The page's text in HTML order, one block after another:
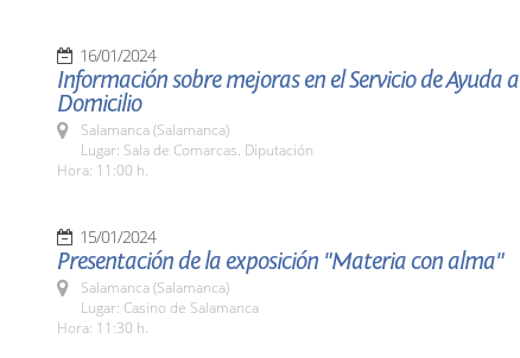
16/01/2024
Información sobre mejoras en el Servicio de Ayuda a
Domicilio
Salamanca (Salamanca)
Lugar: Sala de Comarcas. Diputación
Hora: 11:00 h.
15/01/2024
Presentación de la exposición "Materia con alma"
Salamanca (Salamanca)
Lugar: Casino de Salamanca
Hora: 11:30 h.